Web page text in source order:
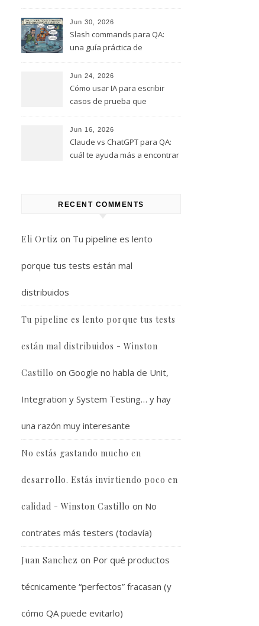
(Parte 1)
Jun 30, 2026
Slash commands para QA:
una guía práctica de
empezar a usar hoy
Jun 24, 2026
Cómo usar IA para escribir
casos de prueba que
Jun 16, 2026
Claude vs ChatGPT para QA:
cuál te ayuda más a encontrar
RECENT COMMENTS
Eli Ortiz on Tu pipeline es lento
porque tus tests están mal
distribuidos
Tu pipeline es lento porque tus tests
están mal distribuidos - Winston
Castillo on Google no habla de Unit,
Integration y System Testing… y hay
una razón muy interesante
No estás gastando mucho en
desarrollo. Estás invirtiendo poco en
calidad - Winston Castillo on No
contrates más testers (todavía)
Juan Sanchez on Por qué productos
técnicamente “perfectos” fracasan (y
cómo QA puede evitarlo)